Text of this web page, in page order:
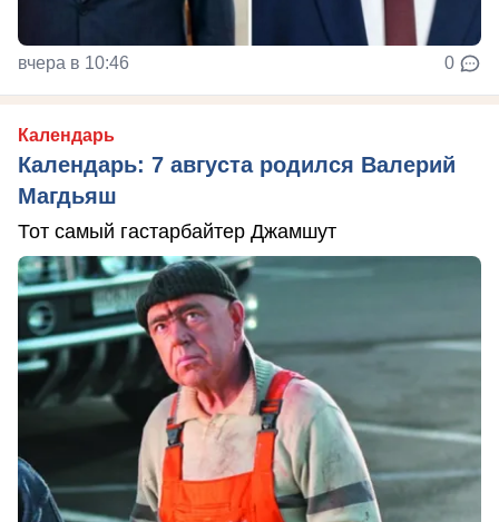
вчера в 10:46 0
Календарь
Календарь: 7 августа родился Валерий
Магдьяш
Тот самый гастарбайтер Джамшут